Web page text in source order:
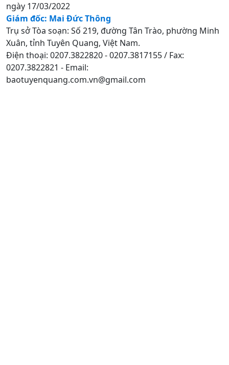
ngày 17/03/2022
Giám đốc: Mai Đức Thông
Trụ sở Tòa soạn: Số 219, đường Tân Trào, phường Minh
Xuân, tỉnh Tuyên Quang, Việt Nam.
Điện thoại: 0207.3822820 - 0207.3817155 / Fax:
0207.3822821 - Email:
baotuyenquang.com.vn@gmail.com